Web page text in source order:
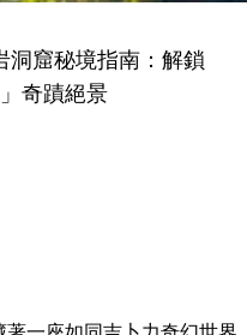
洞窟秘境指南：解鎖
奇蹟絕景